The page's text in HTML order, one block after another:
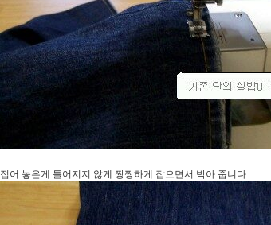
접어 놓은게 틀어지지 않게 짱짱하게 잡으면서 박아 줍니다...